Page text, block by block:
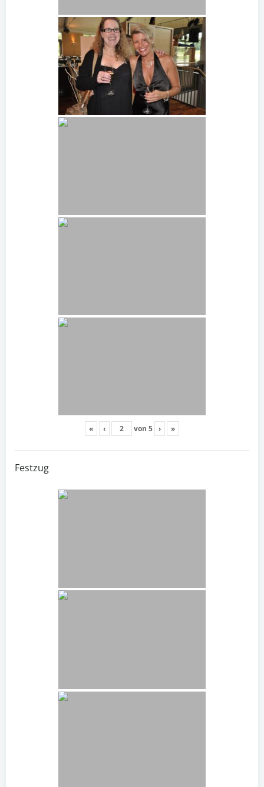
« ‹ von 5 › »
Festzug